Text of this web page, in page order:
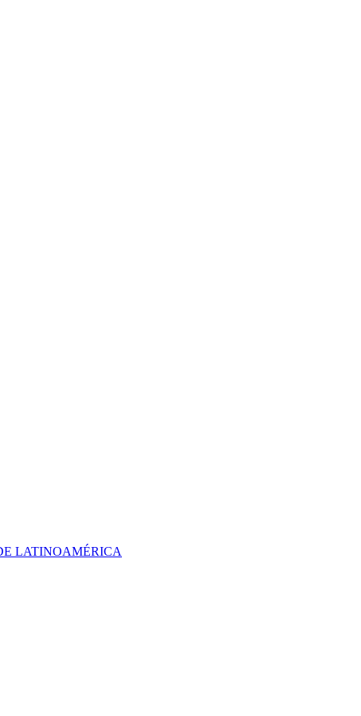
LATINOAMÉRICA